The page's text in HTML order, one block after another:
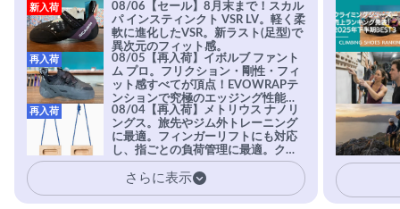
08/06【セール】8月末まで！スカル
パ インスティンクト VSR LV。軽く柔
軟に進化したVSR。新ラスト(足型)で
異次元のフィット感。
新入荷
08/05【再入荷】イボルブ ファント
ム プロ。フリクション・剛性・フィ
ット感すべてが頂点！EVOWRAPテ
ンションで究極のエッジング性能を
実現。進化系ラバーEvo-74はTRAX
を凌駕する粘着力で極小ホールドに
安心感。
再入荷
08/04【再入荷】メトリウス ナノリ
ングス。旅先やジム外トレーニング
に最適。フィンガーリフトにも対応
し、指ごとの負荷管理に最適。クラ
イマーの指を本気で鍛えるギア。
再入荷
さらに表示